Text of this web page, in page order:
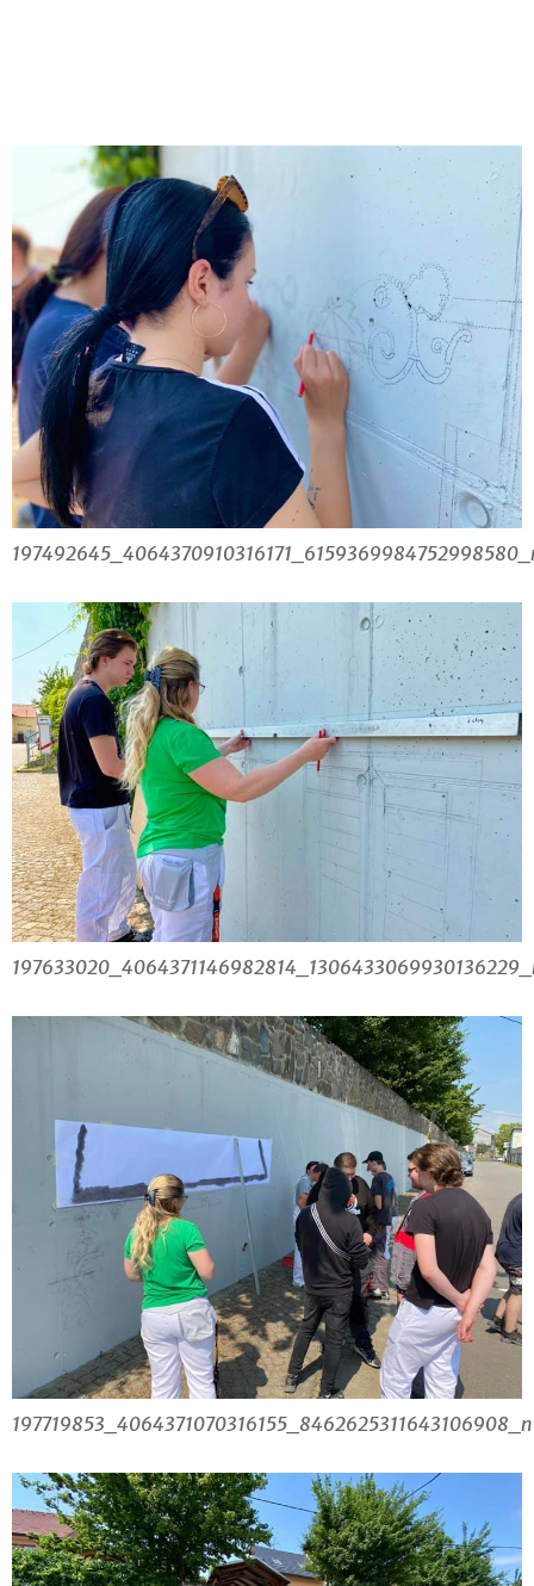
197719853_4064371070316155_8462625311643106908_n